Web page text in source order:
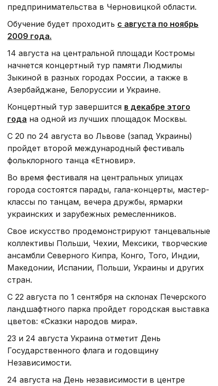
предпринимательства в Черновицкой области.
Обучение будет проходить с августа по ноябрь
2009 года.
14 августа на центральной площади Костромы
начнется концертный тур памяти Людмилы
Зыкиной в разных городах России, а также в
Азербайджане, Белоруссии и Украине.
Концертный тур завершится в декабре этого
года на одной из лучших площадок Москвы.
С 20 по 24 августа во Львове (запад Украины)
пройдет второй международный фестиваль
фольклорного танца «Етновир».
Во время фестиваля на центральных улицах
города состоятся парады, гала-концерты, мастер-
классы по танцам, вечера дружбы, ярмарки
украинских и зарубежных ремесленников.
Свое искусство продемонстрируют танцевальные
коллективы Польши, Чехии, Мексики, творческие
ансамбли Северного Кипра, Конго, Того, Индии,
Македонии, Испании, Польши, Украины и других
стран.
С 22 августа по 1 сентября на склонах Печерского
ландшафтного парка пройдет городская выставка
цветов: «Сказки народов мира».
23 и 24 августа Украина отметит День
Государственного флага и годовщину
Независимости.
24 августа на День независимости в центре